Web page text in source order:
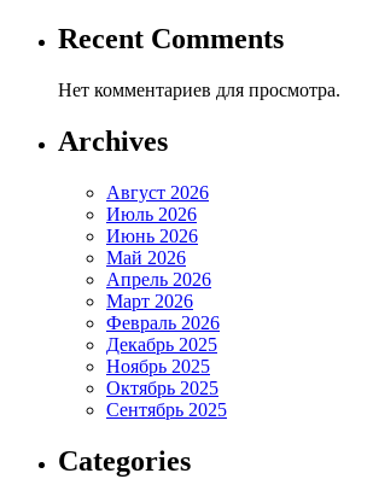
Recent Comments
Нет комментариев для просмотра.
Archives
Август 2026
Июль 2026
Июнь 2026
Май 2026
Апрель 2026
Март 2026
Февраль 2026
Декабрь 2025
Ноябрь 2025
Октябрь 2025
Сентябрь 2025
Categories